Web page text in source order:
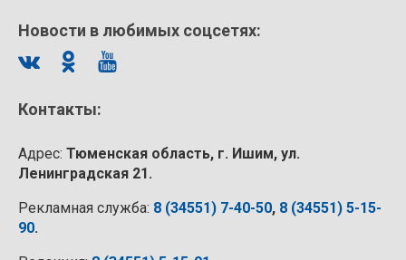
Новости в любимых соцсетях:
Контакты:
Адрес: Тюменская область, г. Ишим, ул.
Ленинградская 21.
Рекламная служба: 8 (34551) 7-40-50, 8 (34551) 5-15-
90.